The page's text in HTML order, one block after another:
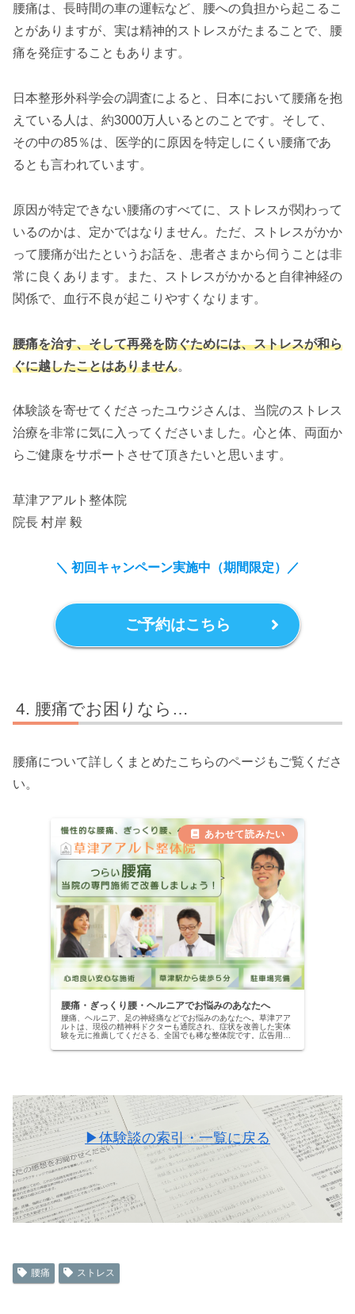
腰痛は、長時間の車の運転など、腰への負担から起こるこ
とがありますが、実は精神的ストレスがたまることで、腰
痛を発症することもあります。
日本整形外科学会の調査によると、日本において腰痛を抱
えている人は、約3000万人いるとのことです。そして、
その中の85％は、医学的に原因を特定しにくい腰痛であ
るとも言われています。
原因が特定できない腰痛のすべてに、ストレスが関わって
いるのかは、定かではなりません。ただ、ストレスがかか
って腰痛が出たというお話を、患者さまから伺うことは非
常に良くあります。また、ストレスがかかると自律神経の
関係で、血行不良が起こりやすくなります。
腰痛を治す、そして再発を防ぐためには、ストレスが和ら
ぐに越したことはありません。
体験談を寄せてくださったユウジさんは、当院のストレス
治療を非常に気に入ってくださいました。心と体、両面か
らご健康をサポートさせて頂きたいと思います。
草津アアルト整体院
院長 村岸 毅
＼ 初回キャンペーン実施中（期間限定） ／
ご予約はこちら
腰痛でお困りなら…
腰痛について詳しくまとめたこちらのページもご覧くださ
い。
腰痛・ぎっくり腰・ヘルニアでお悩みのあなたへ
腰痛、ヘルニア、足の神経痛などでお悩みのあなたへ。草津アア
ルトは、現役の精神科ドクターも通院され、症状を改善した実体
験を元に推薦してくださる、全国でも稀な整体院です。広告用で
り戻しませんか？
▶体験談の索引・一覧に戻る
腰痛 ストレス